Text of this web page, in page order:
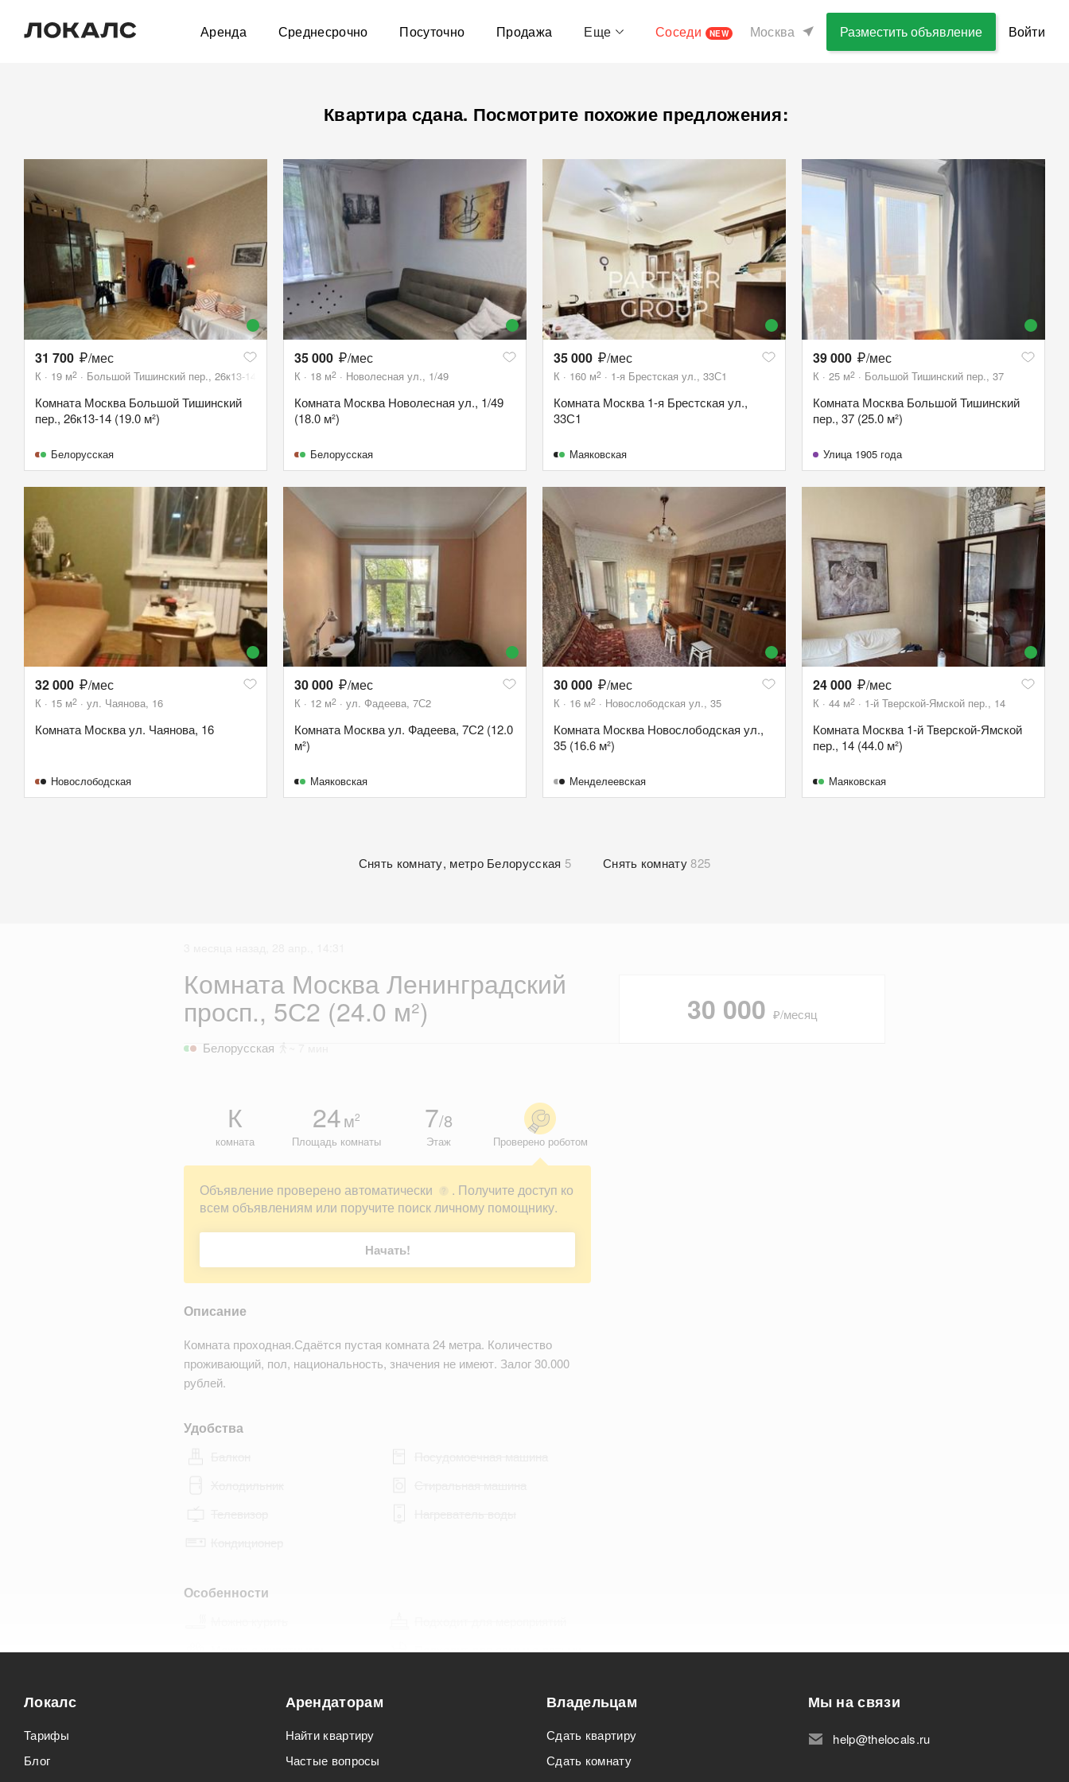
Аренда Среднесрочно Посуточно Продажа Еще Соседи NEW Москва Разместить объявление Войти
Квартира сдана. Посмотрите похожие предложения:
31 700 /мес
К 19 м2 Большой Тишинский пер., 26к13-14
Комната Москва Большой Тишинский
пер., 26к13-14 (19.0 м²)
Белорусская
35 000 /мес
К 18 м2 Новолесная ул., 1/49
Комната Москва Новолесная ул., 1/49
(18.0 м²)
Белорусская
35 000 /мес
К 160 м2 1-я Брестская ул., 33С1
Комната Москва 1-я Брестская ул.,
33С1
Маяковская
39 000 /мес
К 25 м2 Большой Тишинский пер., 37
Комната Москва Большой Тишинский
пер., 37 (25.0 м²)
Улица 1905 года
32 000 /мес
К 15 м2 ул. Чаянова, 16
Комната Москва ул. Чаянова, 16
Новослободская
30 000 /мес
К 12 м2 ул. Фадеева, 7С2
Комната Москва ул. Фадеева, 7С2 (12.0
м²)
Маяковская
30 000 /мес
К 16 м2 Новослободская ул., 35
Комната Москва Новослободская ул.,
35 (16.6 м²)
Менделеевская
24 000 /мес
К 44 м2 1-й Тверской-Ямской пер., 14
Комната Москва 1-й Тверской-Ямской
пер., 14 (44.0 м²)
Маяковская
Снять комнату, метро Белорусская 5 Снять комнату 825
Комната Москва Ленинградский
просп., 5С2 (24.0 м²)
Белорусская
К
комната
24м2
Площадь комнаты
7/8
Этаж Проверено роботом
Объявление проверено автоматически ?
. Получите доступ ко
всем объявлениям или поручите поиск личному помощнику.
Начать!
Описание
Комната проходная.Сдаётся пустая комната 24 метра. Количество
проживающий, пол, национальность, значения не имеют. Залог 30.000
рублей.
Удобства
Особенности
Можно с животными
Подходит для семьи с детьми
30 000 ₽/месяц
Локалс
Тарифы
Блог
Арендаторам
Найти квартиру
Частые вопросы
Владельцам
Сдать квартиру
Сдать комнату
Мы на связи
help@thelocals.ru